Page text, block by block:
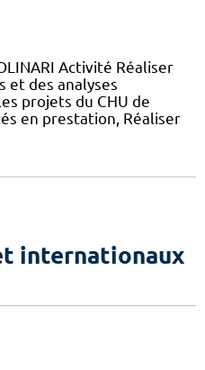
Activité Réaliser
et des analyses
projets du CHU de
en prestation, Réaliser
internationaux